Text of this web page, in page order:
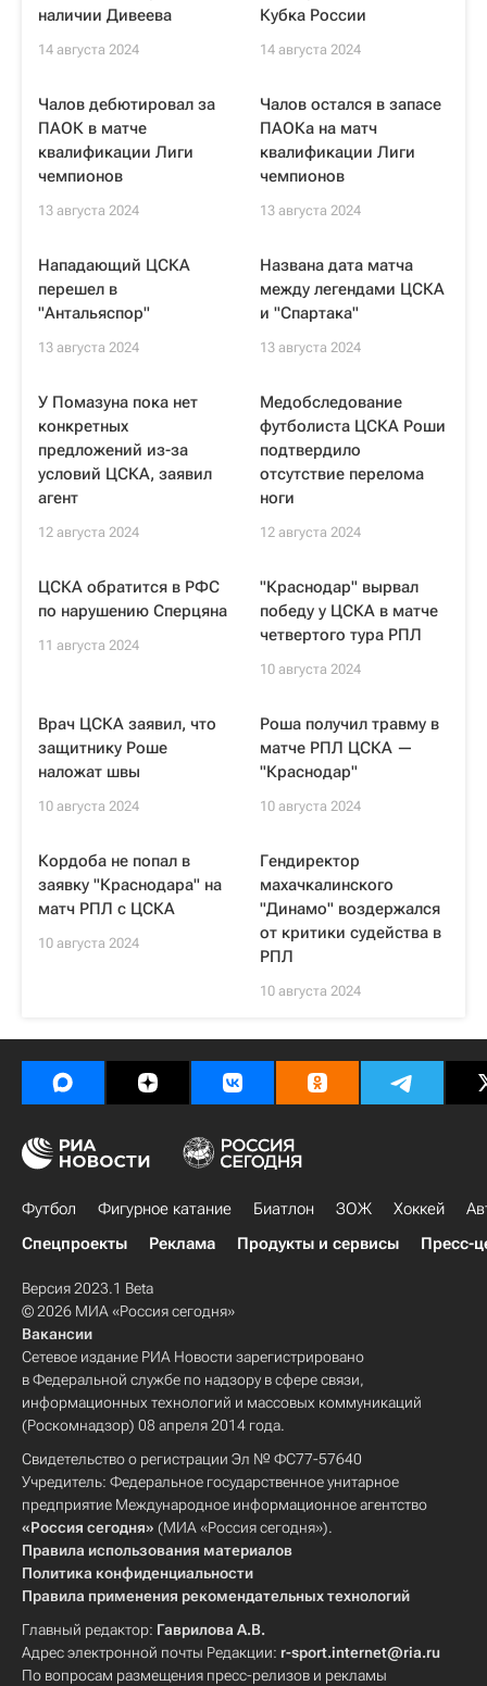
наличии Дивеева
14 августа 2024
Кубка России
14 августа 2024
Чалов дебютировал за
ПАОК в матче
квалификации Лиги
чемпионов
13 августа 2024
Чалов остался в запасе
ПАОКа на матч
квалификации Лиги
чемпионов
13 августа 2024
Нападающий ЦСКА
перешел в
"Антальяспор"
13 августа 2024
Названа дата матча
между легендами ЦСКА
и "Спартака"
13 августа 2024
У Помазуна пока нет
конкретных
предложений из-за
условий ЦСКА, заявил
агент
12 августа 2024
Медобследование
футболиста ЦСКА Роши
подтвердило
отсутствие перелома
ноги
12 августа 2024
ЦСКА обратится в РФС
по нарушению Сперцяна
11 августа 2024
"Краснодар" вырвал
победу у ЦСКА в матче
четвертого тура РПЛ
10 августа 2024
Врач ЦСКА заявил, что
защитнику Роше
наложат швы
10 августа 2024
Роша получил травму в
матче РПЛ ЦСКА —
"Краснодар"
10 августа 2024
Кордоба не попал в
заявку "Краснодара" на
матч РПЛ с ЦСКА
10 августа 2024
Гендиректор
махачкалинского
"Динамо" воздержался
от критики судейства в
РПЛ
10 августа 2024
Футбол Фигурное катание Биатлон ЗОЖ Хоккей
Спецпроекты
Реклама Продукты и сервисы Пресс-
Версия 2023.1 Beta
© 2026 МИА «Россия сегодня»
Вакансии
Сетевое издание РИА Новости зарегистрировано
в Федеральной службе по надзору в сфере связи,
информационных технологий и массовых коммуникаций
(Роскомнадзор) 08 апреля 2014 года.
Свидетельство о регистрации Эл № ФС77-57640
Учредитель: Федеральное государственное унитарное
предприятие Международное информационное агентство
«Россия сегодня» (МИА «Россия сегодня»).
Правила использования материалов
Политика конфиденциальности
Правила применения рекомендательных технологий
Главный редактор: Гаврилова А.В.
Адрес электронной почты Редакции: r-sport.internet@ria.ru
По вопросам размещения пресс-релизов и рекламы